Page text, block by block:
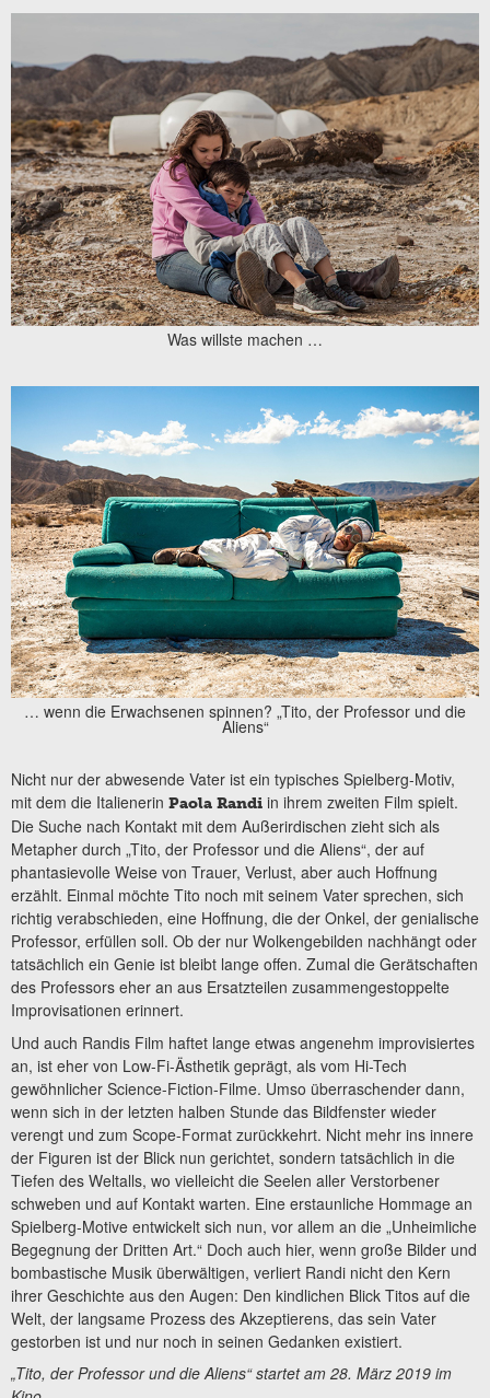
Was willste machen …
… wenn die Erwachsenen spinnen? „Tito, der Professor und die
Aliens“
Nicht nur der abwesende Vater ist ein typisches Spielberg-Motiv,
mit dem die Italienerin Paola Randi in ihrem zweiten Film spielt.
Die Suche nach Kontakt mit dem Außerirdischen zieht sich als
Metapher durch „Tito, der Professor und die Aliens“, der auf
phantasievolle Weise von Trauer, Verlust, aber auch Hoffnung
erzählt. Einmal möchte Tito noch mit seinem Vater sprechen, sich
richtig verabschieden, eine Hoffnung, die der Onkel, der genialische
Professor, erfüllen soll. Ob der nur Wolkengebilden nachhängt oder
tatsächlich ein Genie ist bleibt lange offen. Zumal die Gerätschaften
des Professors eher an aus Ersatzteilen zusammengestoppelte
Improvisationen erinnert.
Und auch Randis Film haftet lange etwas angenehm improvisiertes
an, ist eher von Low-Fi-Ästhetik geprägt, als vom Hi-Tech
gewöhnlicher Science-Fiction-Filme. Umso überraschender dann,
wenn sich in der letzten halben Stunde das Bildfenster wieder
verengt und zum Scope-Format zurückkehrt. Nicht mehr ins innere
der Figuren ist der Blick nun gerichtet, sondern tatsächlich in die
Tiefen des Weltalls, wo vielleicht die Seelen aller Verstorbener
schweben und auf Kontakt warten. Eine erstaunliche Hommage an
Spielberg-Motive entwickelt sich nun, vor allem an die „Unheimliche
Begegnung der Dritten Art.“ Doch auch hier, wenn große Bilder und
bombastische Musik überwältigen, verliert Randi nicht den Kern
ihrer Geschichte aus den Augen: Den kindlichen Blick Titos auf die
Welt, der langsame Prozess des Akzeptierens, das sein Vater
gestorben ist und nur noch in seinen Gedanken existiert.
„Tito, der Professor und die Aliens“ startet am 28. März 2019 im